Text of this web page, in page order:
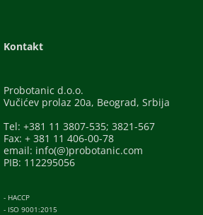
Kontakt
Probotanic d.o.o.
Vučićev prolaz 20a, Beograd, Srbija
Tel: +381 11 3807-535; 3821-567
Fax: + 381 11 406-00-78
email: info(@)probotanic.com
PIB: 112295056
- HACCP
- ISO 9001:2015